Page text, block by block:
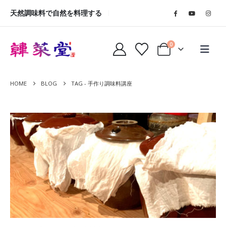
天然調味料で自然を料理する
0
HOME BLOG TAG - 手作り調味料講座